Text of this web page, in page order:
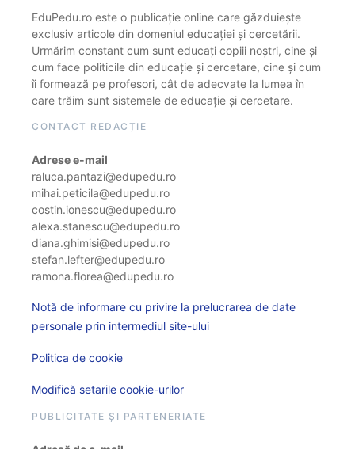
EduPedu.ro este o publicație online care găzduiește
exclusiv articole din domeniul educației și cercetării.
Urmărim constant cum sunt educați copiii noștri, cine și
cum face politicile din educație și cercetare, cine și cum
îi formează pe profesori, cât de adecvate la lumea în
care trăim sunt sistemele de educație și cercetare.
CONTACT REDACȚIE
Adrese e-mail
raluca.pantazi@edupedu.ro
mihai.peticila@edupedu.ro
costin.ionescu@edupedu.ro
alexa.stanescu@edupedu.ro
diana.ghimisi@edupedu.ro
stefan.lefter@edupedu.ro
ramona.florea@edupedu.ro
Notă de informare cu privire la prelucrarea de date
personale prin intermediul site-ului
Politica de cookie
Modifică setarile cookie-urilor
PUBLICITATE ȘI PARTENERIATE